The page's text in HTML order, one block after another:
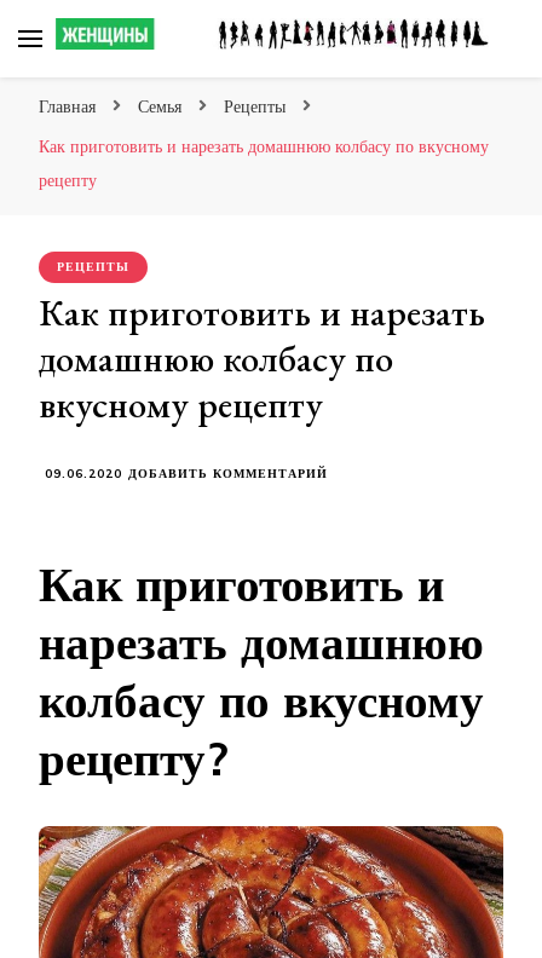
Главная Семья
Рецепты
Как приготовить и нарезать домашнюю колбасу по вкусному
рецепту
РЕЦЕПТЫ
Как приготовить и нарезать
домашнюю колбасу по
вкусному рецепту
09.06.2020 ДОБАВИТЬ КОММЕНТАРИЙ
НАРЕЗАТЬ
ДОМАШНЮЮ
ПО
Как приготовить и
нарезать домашнюю
колбасу по вкусному
рецепту?